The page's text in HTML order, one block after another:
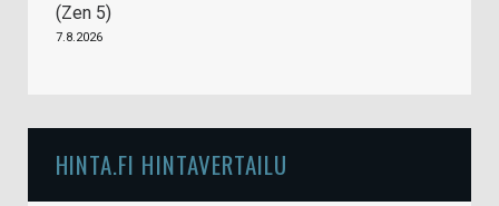
(Zen 5)
7.8.2026
HINTA.FI HINTAVERTAILU